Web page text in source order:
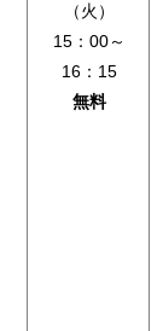
（火）
15：00～
16：15
無料